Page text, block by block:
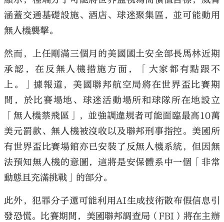
涵蓋交通基礎設施、酒店、球迷聚集區，並可能動用
無人機襲擊。
然而，上任剛滿三個月的美國國土安全部長馬林近期
承認，在反無人機措施方面，「大家都有點跟不
上。」據報道，美國聯邦航空局將在世界盃比賽期
間，於比賽場地、球迷活動場所和球隊所在地設立
「無人機禁飛區」，並強調違規者可能面臨最高10萬
美元罰款、無人機被沒收以及聯邦刑事指控。美國所
有世界盃比賽場館亦已安裝了反無人機系統，但因無
法預知無人機的意圖，這將是安保體系中一個「非常
動態且充滿挑戰」的部分。
此外，犯罪分子還可能利用AI生成技術散布假信息引
發恐慌。比賽期間，美國聯邦調查局（FBI）將在主辦